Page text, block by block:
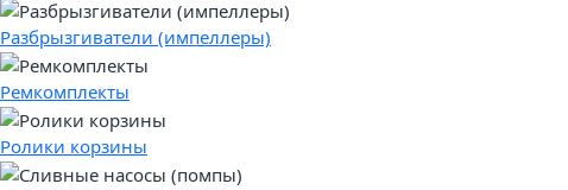
Разбрызгиватели (импеллеры)
Ремкомплекты
Ролики корзины